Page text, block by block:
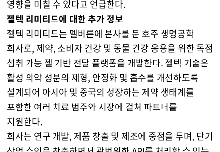
영향을 미칠 수 있다고 언급한다.
젤텍 리미티드에 대한 추가 정보
젤텍 리미티드는 멜버른에 본사를 둔 호주 생명공학
회사로, 제약, 소비자 건강 및 동물 건강 응용을 위한 독점
섭취 가능 젤 기반 전달 플랫폼을 개발한다. 젤텍 기술은
활성 의약 성분의 제형, 안정화 및 흡수를 개선하도록
설계되어 아시아 및 중국의 성장하는 제약 생태계를
포함한 여러 치료 범주와 시장에 걸쳐 파트너를
지원한다.
회사는 연구 개발, 제품 창출 및 제조에 중점을 두며, 단기